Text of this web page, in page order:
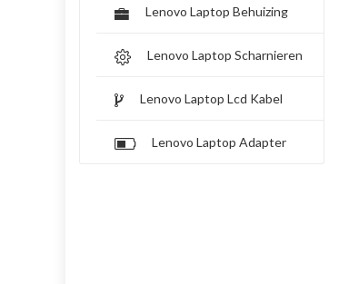
Lenovo Laptop Behuizing
Lenovo Laptop Scharnieren
Lenovo Laptop Lcd Kabel
Lenovo Laptop Adapter